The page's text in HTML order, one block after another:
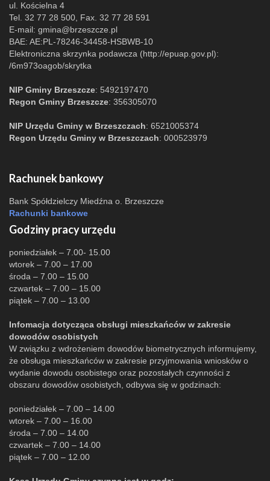
ul. Kościelna 4
Tel. 32 77 28 500, Fax. 32 77 28 591
E-mail: gmina@brzeszcze.pl
BAE: AE:PL-78246-34458-HSBWB-10
Elektroniczna skrzynka podawcza (http://epuap.gov.pl):
/6m973oagob/skrytka
NIP Gminy Brzeszcze: 5492197470
Regon Gminy Brzeszcze: 356305070
NIP Urzędu Gminy w Brzeszczach: 6521005374
Regon Urzędu Gminy w Brzeszczach: 000523979
Rachunek bankowy
Bank Spółdzielczy Miedźna o. Brzeszcze
Rachunki bankowe
Godziny pracy urzędu
poniedziałek – 7.00- 15.00
wtorek – 7.00 – 17.00
środa – 7.00 – 15.00
czwartek – 7.00 – 15.00
piątek – 7.00 – 13.00
Infomacja dotycząca obsługi mieszkańców w zakresie
dowodów osobistych
W związku z wdrożeniem dowodów biometrycznych informujemy,
że obsługa mieszkańców w zakresie przyjmowania wniosków o
wydanie dowodu osobistego oraz pozostałych czynności z
obszaru dowodów osobistych, odbywa się w godzinach:
poniedziałek – 7.00 – 14.00
wtorek – 7.00 – 16.00
środa – 7.00 – 14.00
czwartek – 7.00 – 14.00
piątek – 7.00 – 12.00